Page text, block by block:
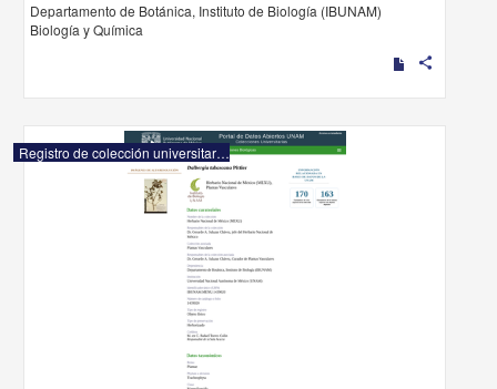
Departamento de Botánica, Instituto de Biología (IBUNAM)
Biología y Química
share
Registro de colección universitaria